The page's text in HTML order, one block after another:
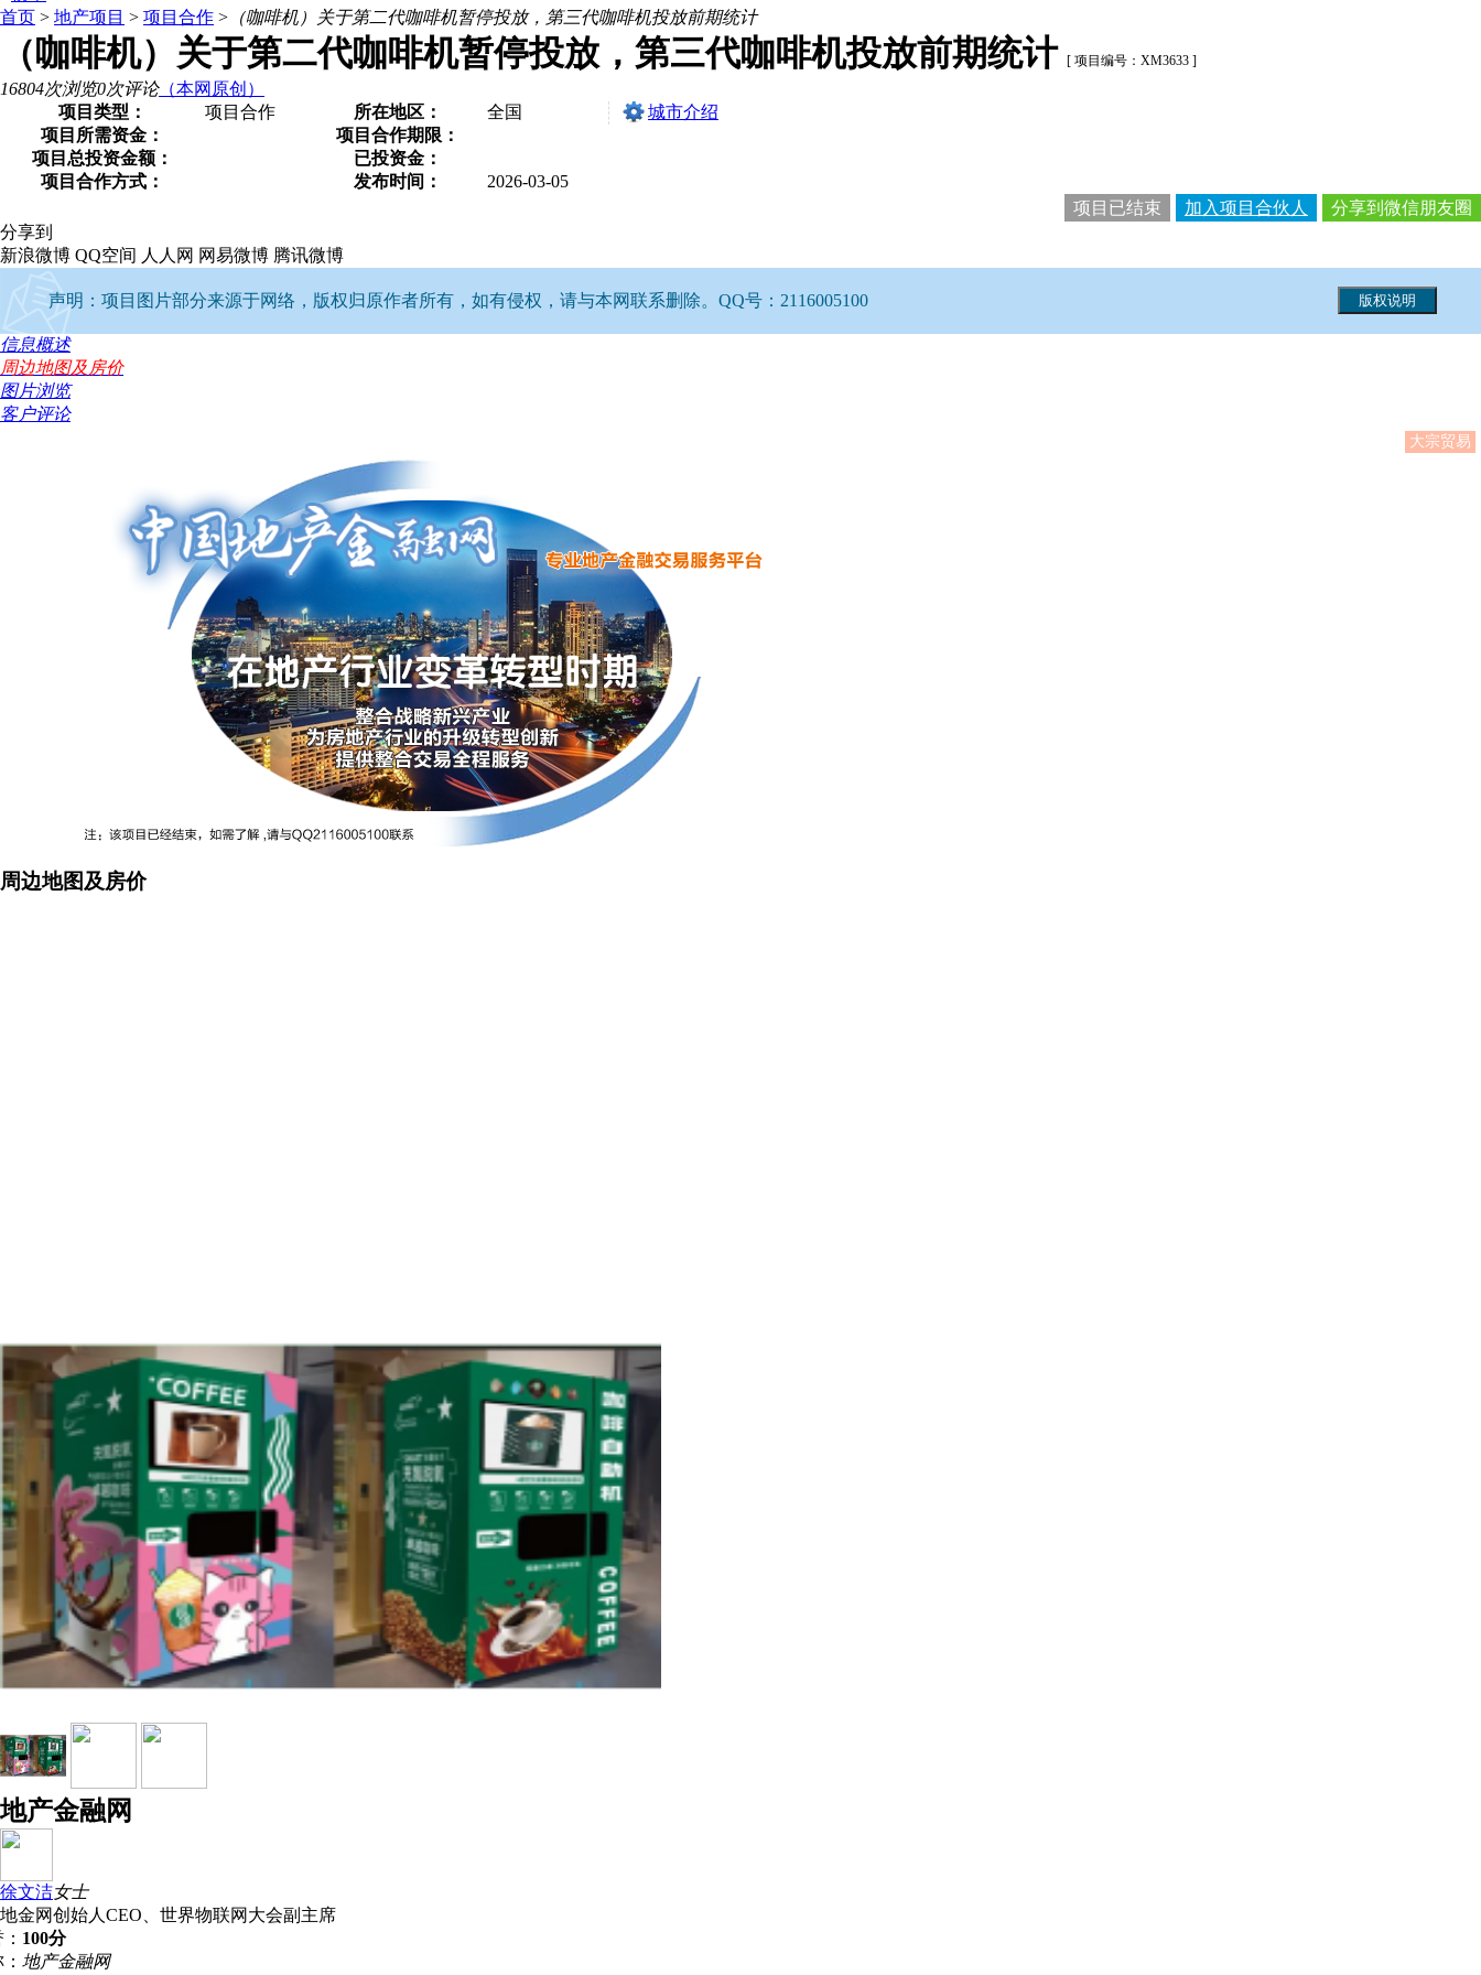
首页 > 地产项目 > 项目合作 > （咖啡机）关于第二代咖啡机暂停投放，第三代咖啡机投放前期统计
（咖啡机）关于第二代咖啡机暂停投放，第三代咖啡机投放前期统计 [ 项目编号：XM3633 ]
16804次浏览0次评论（本网原创）
项目类型：
项目合作 所在地区： 全国
城市介绍
项目所需资金：
项目合作期限：
项目总投资金额：
已投资金：
项目合作方式：
发布时间：
2026-03-05
分享到微信朋友圈
加入项目合伙人
项目已结束
分享到
新浪微博 QQ空间 人人网 网易微博 腾讯微博
声明：项目图片部分来源于网络，版权归原作者所有，如有侵权，请与本网联系删除。QQ号：2116005100
信息概述
周边地图及房价
图片浏览
客户评论
大宗贸易
周边地图及房价
地产金融网
徐文洁女士
地金网创始人CEO、世界物联网大会副主席
100分
地产金融网